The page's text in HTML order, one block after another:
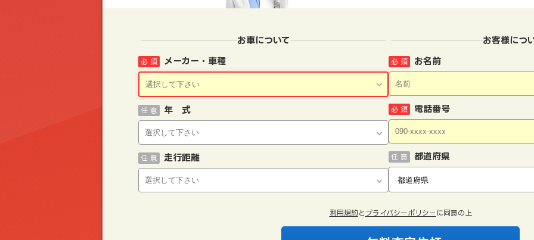
お車について
メーカー・車種
必 須
年 式
任 意
走行距離
任 意
お客様につ
お名前
必 須
電話番号
必 須
都道府県
任 意
利用規約 と プライバシーポリシー に同意の上